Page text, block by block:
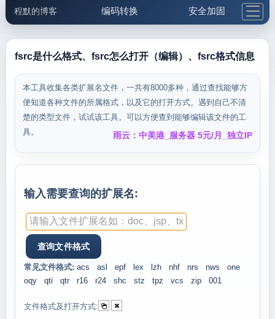
程默的博客 编码转换 安全加固
邮件工具 生活便民 更多工具
5.1支付宝大红包
fsrc是什么格式、fsrc怎么打开（编辑）、fsrc格式信息
本工具收集各类扩展名文件，一共有8000多种，通过查找能够方
便知道各种文件的所属格式，以及它的打开方式。遇到自己不清
楚的类型文件，试试该工具。可以方便查到能够编辑该文件的工
具。
雨云：中美港_服务器 5元/月_独立IP
输入需要查询的扩展名:
常见文件格式: acs asl epf lex lzh nhf nrs nws
one
oqy
qti qtr r16 r24 shc stz tpz vcs zip 001
文件格式及打开方式: